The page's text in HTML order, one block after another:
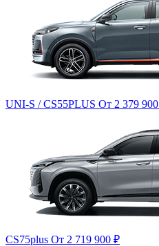
UNI-S / CS55PLUS От 2 379 900
CS75plus От 2 719 900 ₽